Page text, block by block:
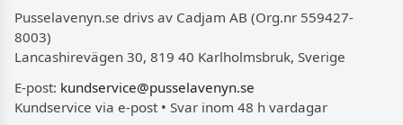
Pusselavenyn.se drivs av Cadjam AB (Org.nr 559427-
8003)
Lancashirevägen 30, 819 40 Karlholmsbruk, Sverige
E-post: kundservice@pusselavenyn.se
Kundservice via e-post • Svar inom 48 h vardagar